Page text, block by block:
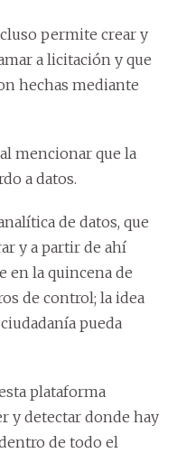
permite crear y
a licitación y que
hechas mediante
mencionar que la
a datos.
de datos, que
y a partir de ahí
en la quincena de
de control; la idea
pueda
plataforma
y detectar donde hay
de todo el